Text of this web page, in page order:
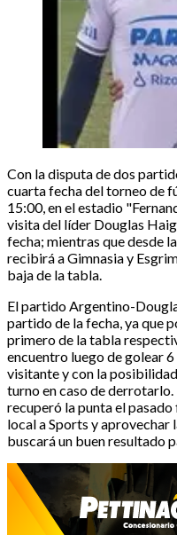
Con la disputa de dos
cuarta fecha del torneo de
15:00, en el estadio
visita del líder Douglas
fecha; mientras que desde
recibirá a Gimnasia y
baja de la tabla.
El partido Argentino-
partido de la fecha, ya que
primero de la tabla
encuentro luego de golear
visitante y con la
turno en caso de
recuperó la punta el pasado
local a Sports y aprovechar
buscará un buen resultado